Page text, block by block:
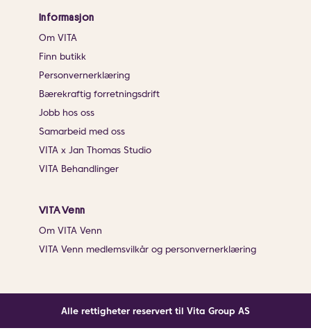
Informasjon
Om VITA
Finn butikk
Personvernerklæring
Bærekraftig forretningsdrift
Jobb hos oss
Samarbeid med oss
VITA x Jan Thomas Studio
VITA Behandlinger
VITA Venn
Om VITA Venn
VITA Venn medlemsvilkår og personvernerklæring
Alle rettigheter reservert til Vita Group AS